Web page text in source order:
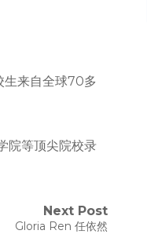
生来自全球70多
院等顶尖院校录
Next Post
Next
Gloria Ren 任依然